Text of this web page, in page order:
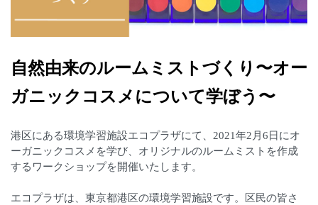
自然由来のルームミストづくり〜オー
ガニックコスメについて学ぼう〜
港区にある環境学習施設エコプラザにて、2021年2月6日にオ
ーガニックコスメを学び、オリジナルのルームミストを作成
するワークショップを開催いたします。
エコプラザは、東京都港区の環境学習施設です。区民の皆さ